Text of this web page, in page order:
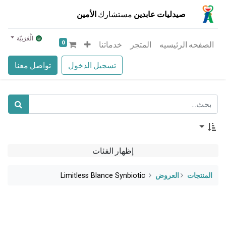
صيدليات عابدين مستشارك الأمين
تسجيل الدخول تواصل معنا
الصفحه الرئيسيه المتجر خدماتنا 0 الْعَرَبيّة
إظهار الفئات
المنتجات ​العروض Limitless Blance Synbiotic